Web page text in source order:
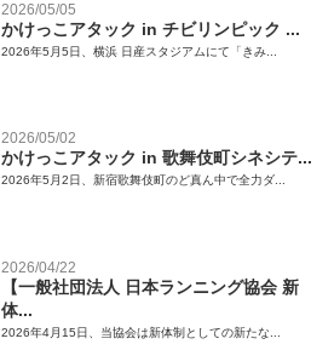
2026/05/05
かけっこアタック in チビリンピック ...
2026年5月5日、横浜 日産スタジアムにて「きみ...
2026/05/02
かけっこアタック in 歌舞伎町シネシテ...
2026年5月2日、新宿歌舞伎町のど真ん中で全力ダ...
2026/04/22
【一般社団法人 日本ランニング協会 新
体...
2026年4月15日、当協会は新体制としての新たな...